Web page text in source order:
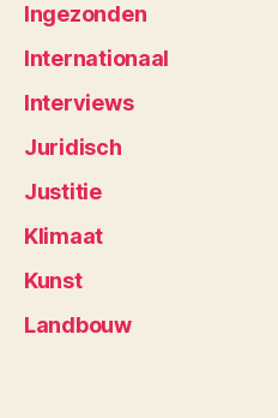
Ingezonden
Internationaal
Interviews
Juridisch
Justitie
Klimaat
Kunst
Landbouw